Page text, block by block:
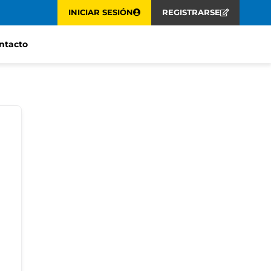
INICIAR SESIÓN REGISTRARSE